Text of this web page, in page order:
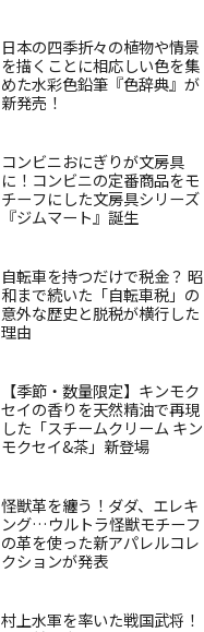
日本の四季折々の植物や情景
を描くことに相応しい色を集
めた水彩色鉛筆『色辞典』が
新発売！
コンビニおにぎりが文房具
に！コンビニの定番商品をモ
チーフにした文房具シリーズ
『ジムマート』誕生
自転車を持つだけで税金？ 昭
和まで続いた「自転車税」の
意外な歴史と脱税が横行した
理由
【季節・数量限定】キンモク
セイの香りを天然精油で再現
した「スチームクリーム キン
モクセイ&茶」新登場
怪獣革を纏う！ダダ、エレキ
ング…ウルトラ怪獣モチーフ
の革を使った新アパレルコレ
クションが発表
村上水軍を率いた戦国武将！